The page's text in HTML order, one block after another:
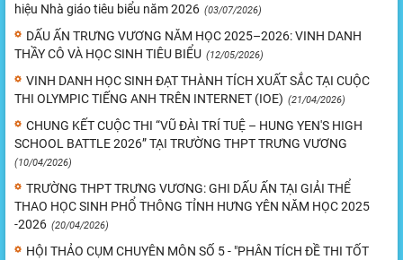
hiệu Nhà giáo tiêu biểu năm 2026 (03/07/2026)
DẤU ẤN TRƯNG VƯƠNG NĂM HỌC 2025–2026: VINH DANH
THẦY CÔ VÀ HỌC SINH TIÊU BIỂU (12/05/2026)
VINH DANH HỌC SINH ĐẠT THÀNH TÍCH XUẤT SẮC TẠI CUỘC
THI OLYMPIC TIẾNG ANH TRÊN INTERNET (IOE) (21/04/2026)
CHUNG KẾT CUỘC THI “VŨ ĐÀI TRÍ TUỆ – HUNG YEN'S HIGH
SCHOOL BATTLE 2026” TẠI TRƯỜNG THPT TRƯNG VƯƠNG
(10/04/2026)
TRƯỜNG THPT TRƯNG VƯƠNG: GHI DẤU ẤN TẠI GIẢI THỂ
THAO HỌC SINH PHỔ THÔNG TỈNH HƯNG YÊN NĂM HỌC 2025
-2026 (20/04/2026)
HỘI THẢO CỤM CHUYÊN MÔN SỐ 5 - "PHÂN TÍCH ĐỀ THI TỐT